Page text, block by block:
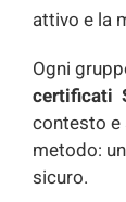
attivo e la
Ogni
certificati
contesto e
metodo:
sicuro.